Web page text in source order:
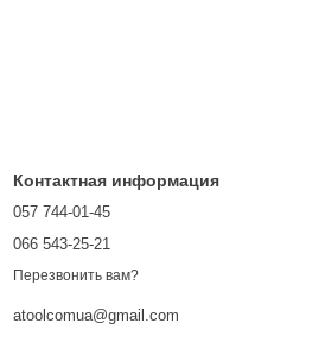
Контактная информация
057 744-01-45
066 543-25-21
Перезвонить вам?
atoolcomua@gmail.com